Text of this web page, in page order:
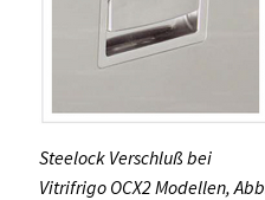
Steelock Verschluß bei
Vitrifrigo OCX2 Modellen,